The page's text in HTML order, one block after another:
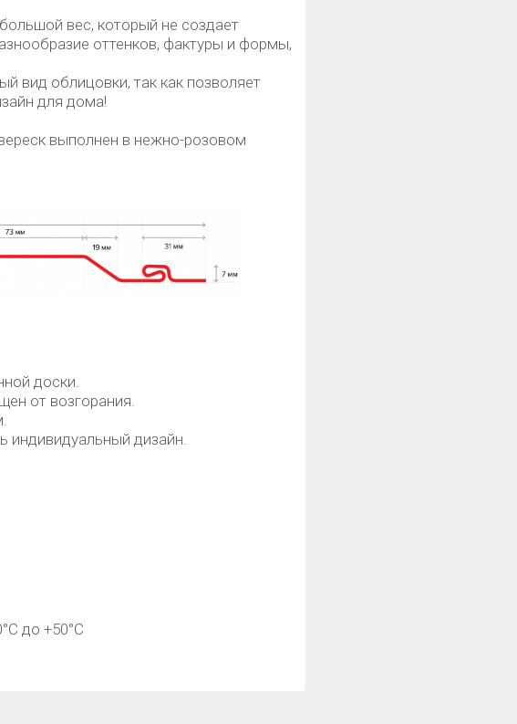
вес, который не создает
оттенков, фактуры и формы,
вид облицовки, так как позволяет
для дома!
выполнен в нежно-розовом
доски.
от возгорания.
дизайн.
до +50°С